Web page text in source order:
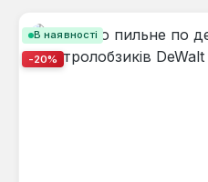
В наявності
-20%